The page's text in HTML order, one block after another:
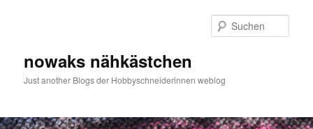
nowaks nähkästchen
Just another Blogs der Hobbyschneiderinnen weblog